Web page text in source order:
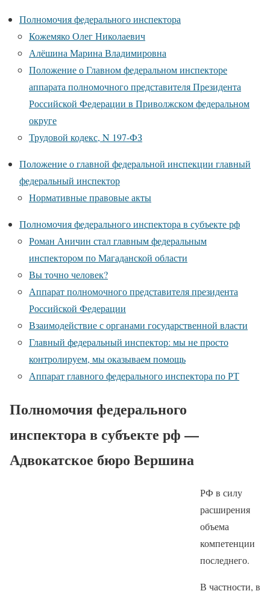
Полномочия федерального инспектора
Кожемяко Олег Николаевич
Алёшина Марина Владимировна
Положение о Главном федеральном инспекторе
аппарата полномочного представителя Президента
Российской Федерации в Приволжском федеральном
округе
Трудовой кодекс, N 197-ФЗ
Положение о главной федеральной инспекции главный
федеральный инспектор
Нормативные правовые акты
Полномочия федерального инспектора в субъекте рф
Роман Аничин стал главным федеральным
инспектором по Магаданской области
Вы точно человек?
Аппарат полномочного представителя президента
Российской Федерации
Взаимодействие с органами государственной власти
Главный федеральный инспектор: мы не просто
контролируем, мы оказываем помощь
Аппарат главного федерального инспектора по РТ
Полномочия федерального
инспектора в субъекте рф —
Адвокатское бюро Вершина
РФ в силу
расширения
объема
компетенции
последнего.
В частности, в